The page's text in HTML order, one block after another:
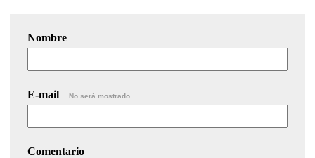
Nombre
E-mail No será mostrado.
Comentario